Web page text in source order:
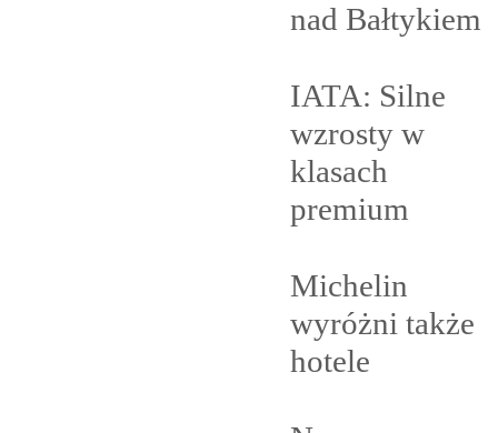
nad Bałtykiem
IATA: Silne
wzrosty w
klasach
premium
Michelin
wyróżni także
hotele